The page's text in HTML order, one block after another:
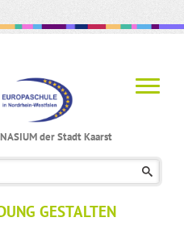
der Stadt Kaarst
GESTALTEN